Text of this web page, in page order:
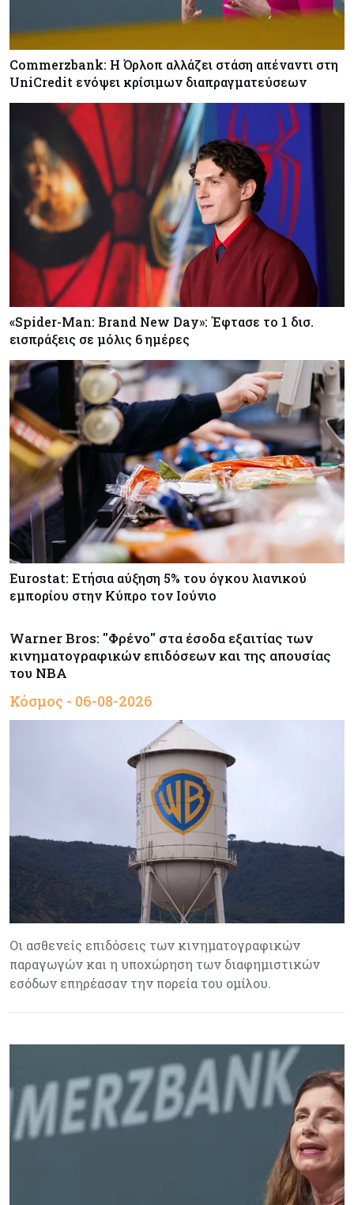
Commerzbank: Η Όρλοπ αλλάζει στάση απέναντι στη
UniCredit ενόψει κρίσιμων διαπραγματεύσεων
«Spider-Man: Brand New Day»: Έφτασε το 1 δισ.
εισπράξεις σε μόλις 6 ημέρες
Eurostat: Ετήσια αύξηση 5% του όγκου λιανικού
εμπορίου στην Κύπρο τον Ιούνιο
Warner Bros: "Φρένο" στα έσοδα εξαιτίας των
κινηματογραφικών επιδόσεων και της απουσίας
του NBA
Κόσμος - 06-08-2026
Οι ασθενείς επιδόσεις των κινηματογραφικών
παραγωγών και η υποχώρηση των διαφημιστικών
εσόδων επηρέασαν την πορεία του ομίλου.